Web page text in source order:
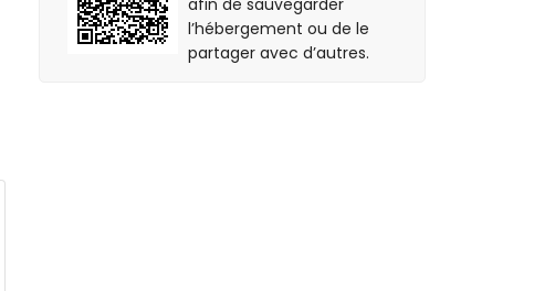
afin de sauvegarder
l’hébergement ou de le
partager avec d’autres.